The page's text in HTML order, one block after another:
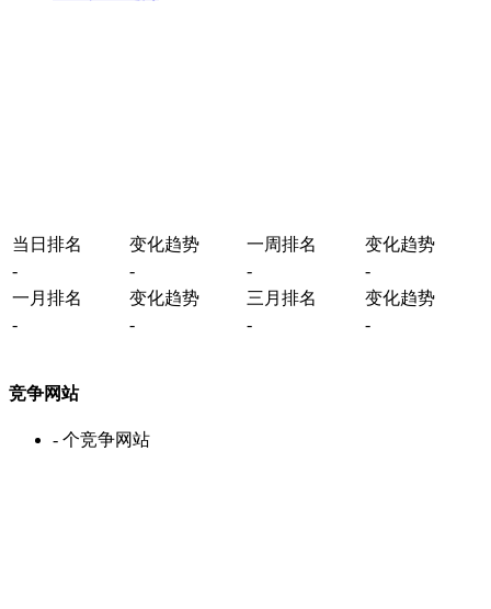
当日排名 变化趋势 一周排名
变化趋势
-
- -
-
一月排名
变化趋势 三月排名
变化趋势
-
- - -
竞争网站
- 个竞争网站